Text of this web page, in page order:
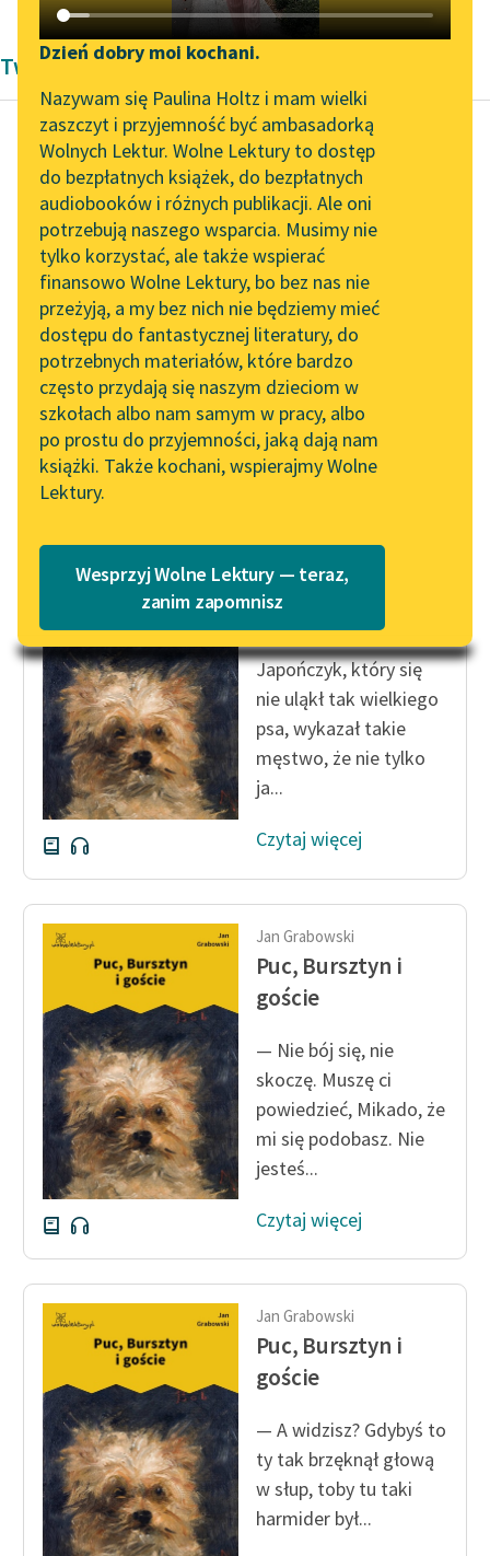
Katalog DAISY
Podkasty o książkach
Zgłoś brak utworu
Aktualności
„Prokurator Alicja Horn”
do słuchania
Byliśmy częścią AI Impact
Lab
Zapraszamy na spotkanie
online z tłumaczkami
literatury skandynawskiej
Spotkanie z Katarzyną
Tunkiel w Oslo
102. lata temu zmarł
Joseph Conrad
Lektury szkolne i klasyka
literatury do słuchania dla
uczennic i uczniów z
niepełnosprawnościami
E-kolekcja lektur
szkolnych i literatury do
słuchania dla uczennic i
uczniów z
niepełnosprawnościami
Feministyczne inspiracje.
skandynawskiej literatury
feministycznej
Ręce pełne poezji
Kolekcje edukacyjne
twórców przechodzących
do domeny publicznej,
lektur szkolnych oraz
Starego Testamentu
Odkurzamy bohaterów
Szkoła Poezji Wolnych
Lektur
Narzędzia
Mapa Wolnych Lektur
Leśmianator
Przewodnik dla piszących i
czytających
API
OAI-PMH
Widget Wolnych Lektur
Przypisy
Katalog w formacie PDF
O nas
O projekcie
Zespół
Zasady wykorzystania
Wolnych Lektur
Dzień dobry moi kochani.
Nazywam się Paulina Holtz i mam wielki
zaszczyt i przyjemność być ambasadorką
Wolnych Lektur. Wolne Lektury to dostęp
do bezpłatnych książek, do bezpłatnych
audiobooków i różnych publikacji. Ale oni
potrzebują naszego wsparcia. Musimy nie
tylko korzystać, ale także wspierać
finansowo Wolne Lektury, bo bez nas nie
przeżyją, a my bez nich nie będziemy mieć
dostępu do fantastycznej literatury, do
potrzebnych materiałów, które bardzo
często przydają się naszym dzieciom w
szkołach albo nam samym w pracy, albo
po prostu do przyjemności, jaką dają nam
książki. Także kochani, wspierajmy Wolne
Lektury.
Wesprzyj Wolne Lektury — teraz,
zanim zapomnisz
Twórczość Jana Grabowskiego
Jan Grabowski
Finek
Obcy ujął za walizkę,
przełożył nogę przez
okno i chciał wyjść.
Finek chwycił go z...
Czytaj więcej
Puc, Bursztyn i
goście
Japończyk, który się
nie uląkł tak wielkiego
psa, wykazał takie
męstwo, że nie tylko
ja...
Czytaj więcej
Jan Grabowski
Puc, Bursztyn i
goście
— Nie bój się, nie
skoczę. Muszę ci
powiedzieć, Mikado, że
mi się podobasz. Nie
jesteś...
Czytaj więcej
Jan Grabowski
Puc, Bursztyn i
goście
— A widzisz? Gdybyś to
ty tak brzęknął głową
w słup, toby tu taki
harmider był...